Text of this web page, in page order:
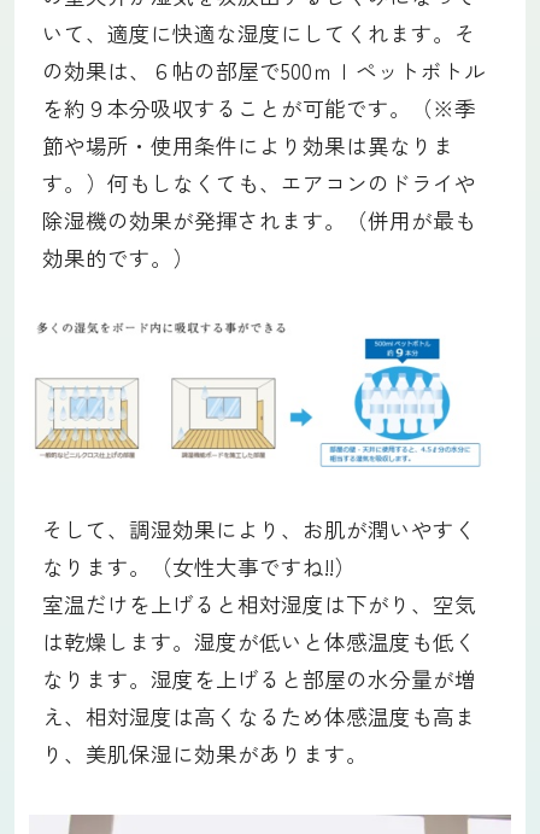
いて、適度に快適な湿度にしてくれます。そ
の効果は、６帖の部屋で500ｍｌペットボトル
を約９本分吸収することが可能です。（※季
節や場所・使用条件により効果は異なりま
す。）何もしなくても、エアコンのドライや
除湿機の効果が発揮されます。（併用が最も
効果的です。）
そして、調湿効果により、お肌が潤いやすく
なります。（女性大事ですね!!）
室温だけを上げると相対湿度は下がり、空気
は乾燥します。湿度が低いと体感温度も低く
なります。湿度を上げると部屋の水分量が増
え、相対湿度は高くなるため体感温度も高ま
り、美肌保湿に効果があります。